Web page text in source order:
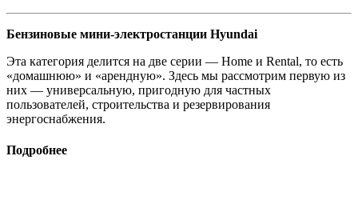
Бензиновые мини-электростанции Hyundai
Эта категория делится на две серии — Home и Rental, то есть
«домашнюю» и «арендную». Здесь мы рассмотрим первую из
них — универсальную, пригодную для частных
пользователей, строительства и резервирования
энергоснабжения.
Подробнее